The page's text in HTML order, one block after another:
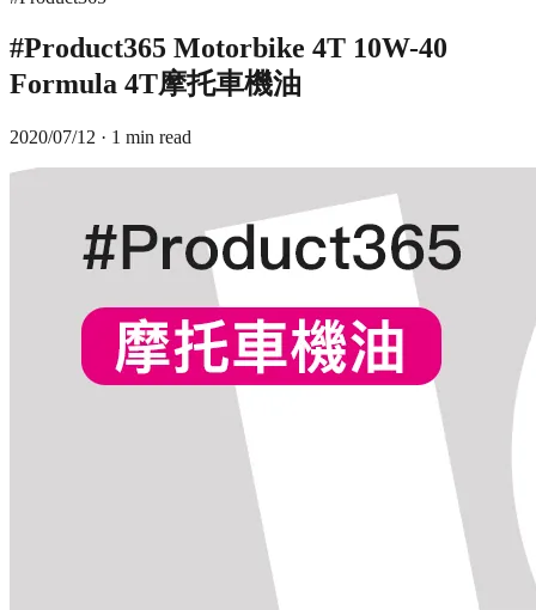
#Product365 Motorbike 4T 10W-40
Formula 4T摩托車機油
2020/07/12 · 1 min read